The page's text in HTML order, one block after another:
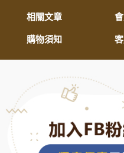
相關文章
購物須知